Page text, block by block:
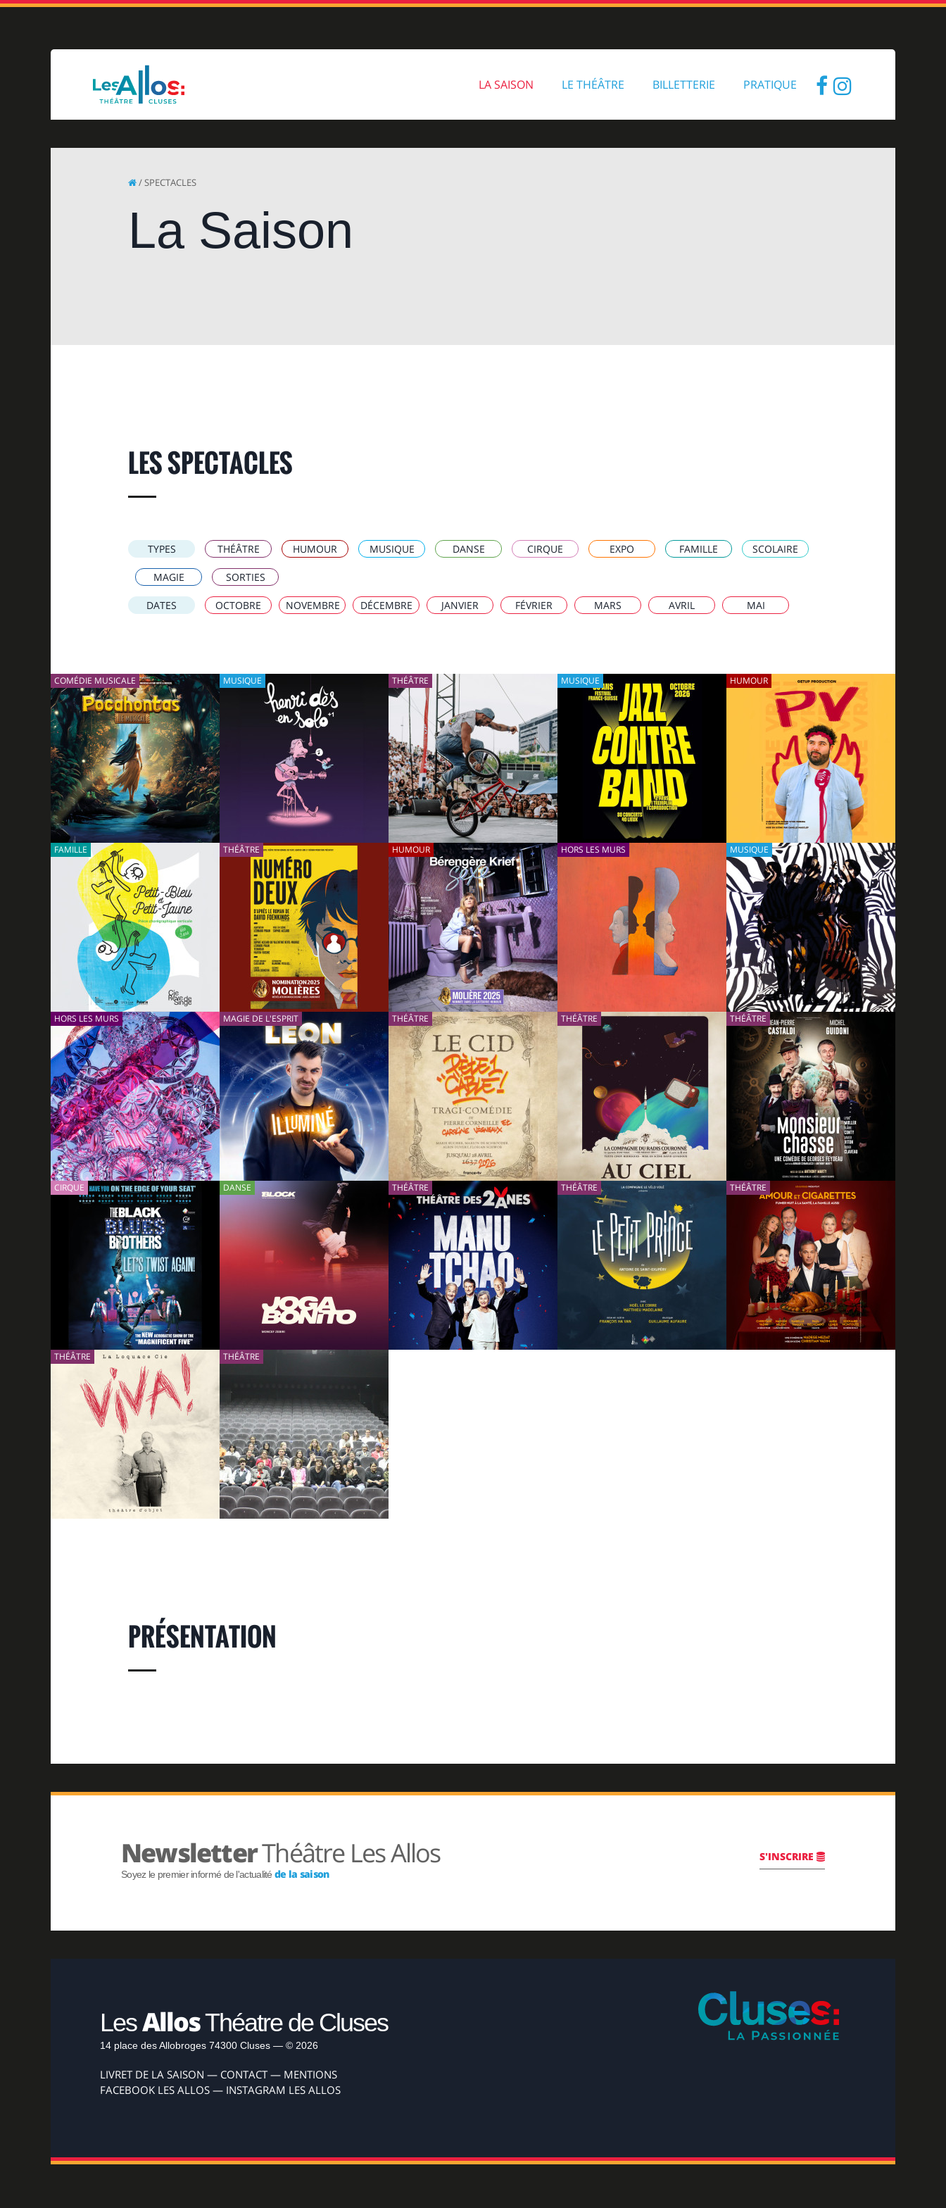
LA SAISON LE THÉÂTRE BILLETTERIE PRATIQUE
/ SPECTACLES
La Saison
LES SPECTACLES
TYPES THÉÂTRE HUMOUR MUSIQUE DANSE CIRQUE EXPO FAMILLE SCOLAIRE
MAGIE SORTIES
DATES OCTOBRE NOVEMBRE DÉCEMBRE JANVIER FÉVRIER MARS AVRIL MAI
COMÉDIE MUSICALE
POCAHONTAS, LE
MUSICAL
INFOS RÉSERVER
MUSIQUE
10/10/2026
HENRI DÈS EN SOLO + 1
INFOS RÉSERVER
THÉÂTRE
13/10/2026
DE L’ADDICTION AUX
ÉCRANS AU TITRE DE
CHAMPION DE BMX : JORIS
BRETAGNOLLES
INFOS
MUSIQUE
JAZZCONTREBAND -
VINCENT SCHMIDT ET
NATAN NIDDAM
HUMOUR
07/11/2026
PV - PRESQUE VRAI
INFOS RÉSERVER
FAMILLE
24/11/2026
PETIT BLEU ET PETIT JAUNE
- COMPAGNIE RÊVE DE
SINGE - D’APRÈS L’ŒUVRE
DE LÉO LIONNI
INFOS RÉSERVER
THÉÂTRE
04/12/2026
NUMÉRO DEUX
INFOS RÉSERVER
HUMOUR
11/12/2026
BÉRENGÈRE KRIEF - SEXE
INFOS RÉSERVER
HORS LES MURS
13/12/2026
LES NOCES DE FIGARO AU
GRAND THÉÂTRE DE
GENÈVE
INFOS RÉSERVER
MUSIQUE
15/01/2027
REQUIEM(S) - QUATUOR
DEBUSSY
INFOS RÉSERVER
HORS LES MURS
21/01/2027
DOM JUAN AU THÉÂTRE DE
CAROUGE
INFOS RÉSERVER
MAGIE DE L'ESPRIT
29/01/2027
INFOS
THÉÂTRE
05/02/2027
LE CID PÈTE UN CÂBLE !
INFOS RÉSERVER
THÉÂTRE
09/02/2027
AU CIEL
INFOS RÉSERVER
THÉÂTRE
MONSIEUR CHASSE
INFOS RÉSERVER
CIRQUE
25/02/2027
LET'S TWIST AGAIN ! THE
BLACK BLUES BROTHERS
INFOS RÉSERVER
DANSE
05/03/2027
INFOS RÉSERVER
THÉÂTRE THÉÂTRE THÉÂTRE
THÉÂTRE
RÉSERVER
THÉÂTRE
PRÉSENTATION
S'INSCRIRE
NewsletterThéâtre Les Allos
Soyez le premier informé de l'actualité de la saison
LesAllosThéatre de Cluses
14 place des Allobroges 74300 Cluses — © 2026
LIVRET DE LA SAISON — CONTACT— MENTIONS
FACEBOOK LES ALLOS — INSTAGRAM LES ALLOS